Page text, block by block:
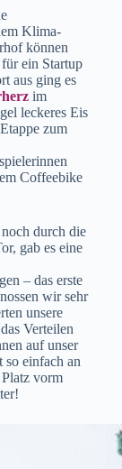
Klima-
können
ein Startup
aus ging es
im
leckeres Eis
zum
Coffeebike
durch die
gab es eine
– das erste
wir sehr
unsere
Verteilen
auf unser
so einfach an
vorm